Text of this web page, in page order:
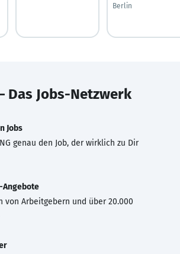
Berlin
Das Jobs-Netzwerk
Jobs
genau den Job, der wirklich zu Dir
Angebote
von Arbeitgebern und über 20.000